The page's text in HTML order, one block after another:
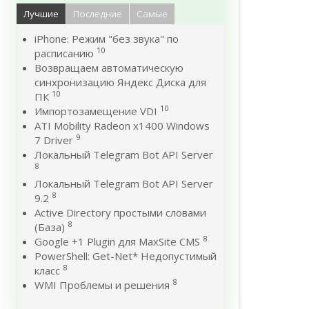
Лучшие Последние Самые
iPhone: Режим "без звука" по
расписанию 10
Возвращаем автоматическую
синхронизацию Яндекс Диска для
ПК 10
Импортозамещение VDI 10
ATI Mobility Radeon x1400 Windows
7 Driver 9
Локальный Telegram Bot API Server
8
Локальный Telegram Bot API Server
9.2 8
Active Directory простыми словами
(База) 8
Google +1 Plugin для MaxSite CMS 8
PowerShell: Get-Net* Недопустимый
класс 8
WMI Проблемы и решения 8